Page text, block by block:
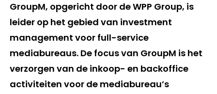
GroupM, opgericht door de WPP Group, is
leider op het gebied van investment
management voor full-service
mediabureaus. De focus van GroupM is het
verzorgen van de inkoop- en backoffice
activiteiten voor de mediabureau’s